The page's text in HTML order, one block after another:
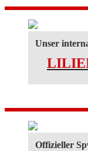
Unser
Offizieller